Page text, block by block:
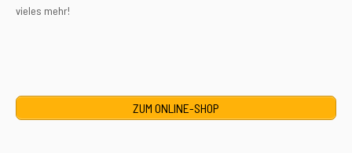
vieles mehr!
ZUM ONLINE-SHOP